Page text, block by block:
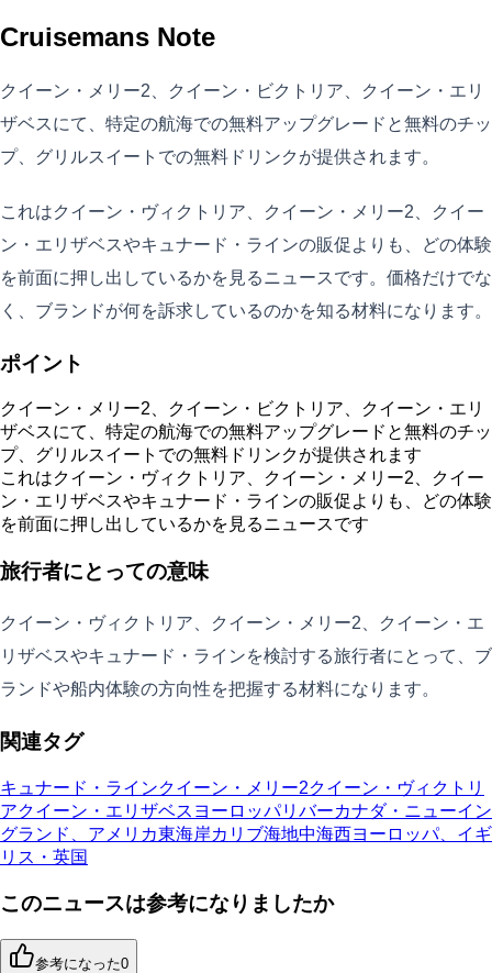
Cruisemans Note
クイーン・メリー2、クイーン・ビクトリア、クイーン・エリ
ザベスにて、特定の航海での無料アップグレードと無料のチッ
プ、グリルスイートでの無料ドリンクが提供されます。
これはクイーン・ヴィクトリア、クイーン・メリー2、クイー
ン・エリザベスやキュナード・ラインの販促よりも、どの体験
を前面に押し出しているかを見るニュースです。価格だけでな
く、ブランドが何を訴求しているのかを知る材料になります。
ポイント
クイーン・メリー2、クイーン・ビクトリア、クイーン・エリ
ザベスにて、特定の航海での無料アップグレードと無料のチッ
プ、グリルスイートでの無料ドリンクが提供されます
これはクイーン・ヴィクトリア、クイーン・メリー2、クイー
ン・エリザベスやキュナード・ラインの販促よりも、どの体験
を前面に押し出しているかを見るニュースです
旅行者にとっての意味
クイーン・ヴィクトリア、クイーン・メリー2、クイーン・エ
リザベスやキュナード・ラインを検討する旅行者にとって、ブ
ランドや船内体験の方向性を把握する材料になります。
関連タグ
キュナード・ラインクイーン・メリー2クイーン・ヴィクトリ
アクイーン・エリザベス ヨーロッパリバーカナダ・ニューイン
グランド、アメリカ東海岸カリブ海地中海西ヨーロッパ、イギ
リス・英国
このニュースは参考になりましたか
参考になった0